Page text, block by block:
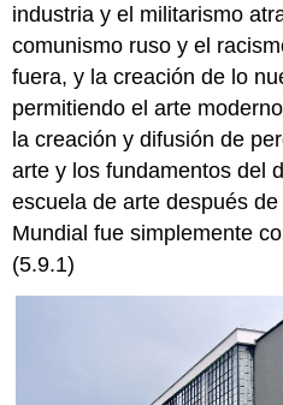
Otti
Albers
Alma
Siedhoff
Buscher
Gunta
Margarete
La
industria y el militarismo
comunismo ruso y el
fuera, y la creación de lo
permitiendo el arte
la creación y difusión de
arte y los fundamentos del
escuela de arte después
Mundial fue simplemente
(5.9.1)